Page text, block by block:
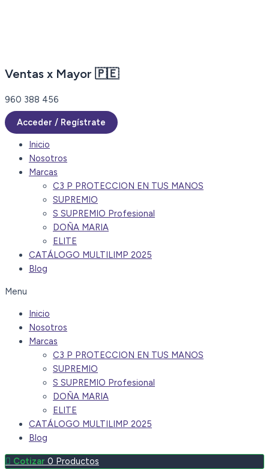
Ventas x Mayor 🇵🇪
960 388 456
Acceder / Regístrate
Inicio
Nosotros
Marcas
C3 P PROTECCION EN TUS MANOS
SUPREMIO
S SUPREMIO Profesional
DOÑA MARIA
ELITE
CATÁLOGO MULTILIMP 2025
Blog
Menu
Inicio
Nosotros
Marcas
C3 P PROTECCION EN TUS MANOS
SUPREMIO
S SUPREMIO Profesional
DOÑA MARIA
ELITE
CATÁLOGO MULTILIMP 2025
Blog
0 Productos